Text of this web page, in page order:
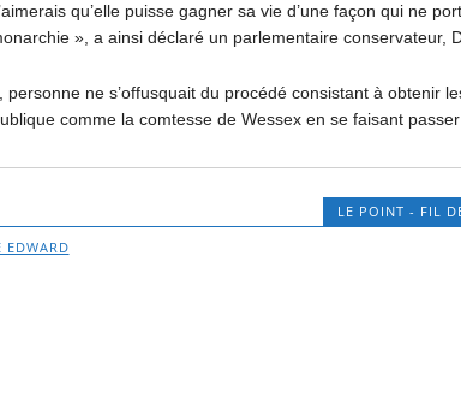
qu’elle puisse gagner sa vie d’une façon qui ne
», a ainsi déclaré un parlementaire conservateur,
personne ne s’offusquait du procédé consistant à obtenir
comme la comtesse de Wessex en se faisant
LE POINT - FIL
EDWARD